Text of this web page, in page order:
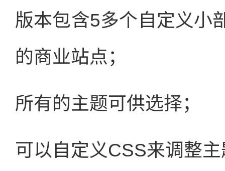
版本包含5多个自定义小
的商业站点；
所有的主题可供选择；
可以自定义CSS来调整